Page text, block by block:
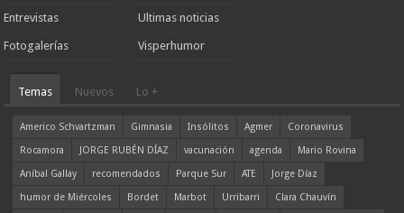
Entrevistas
Fotogalerías
Ultimas noticias
Visperhumor
Temas Nuevos Lo +
Americo Schvartzman Gimnasia Insólitos Agmer
Coronavirus
Rocamora
JORGE RUBÉN DÍAZ vacunación agenda
Mario Rovina
Aníbal Gallay
recomendados Parque Sur ATE
Jorge Díaz
humor de Miércoles
Bordet Marbot Urribarri
Clara Chauvín